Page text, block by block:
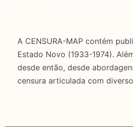
A CENSURA-MAP contém
Estado Novo (1933-1974).
desde então, desde
censura articulada com